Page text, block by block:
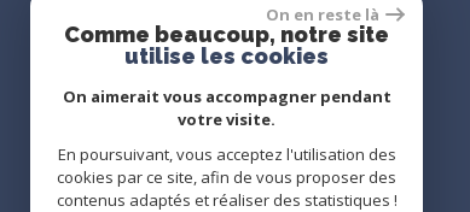
On en reste là
Comme beaucoup, notre site
utilise les cookies
On aimerait vous accompagner pendant
votre visite.
En poursuivant, vous acceptez l'utilisation des
cookies par ce site, afin de vous proposer des
contenus adaptés et réaliser des statistiques !